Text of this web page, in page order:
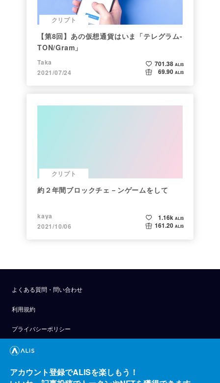
クリプト
【第8回】あの仮想通貨はいま「テレグラム-
TON/Gram」
Taka
2021/07/24
701.38 ALIS
69.90 ALIS
クリプト
約２年間ブロックチェ－ンゲームをして
kaya
2021/10/06
1.16k ALIS
161.20 ALIS
よくある質問・問い合わせ
利用規約
プライバシーポリシー
公式アナウンス
技術ブログ
アカウント登録でALISを楽しもう！